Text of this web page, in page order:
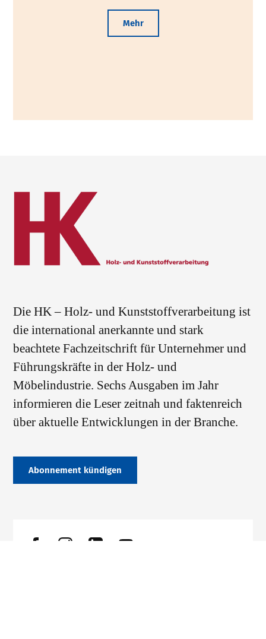
Mehr
Die HK – Holz- und Kunststoffverarbeitung ist
die international anerkannte und stark
beachtete Fachzeitschrift für Unternehmer und
Führungskräfte in der Holz- und
Möbelindustrie. Sechs Ausgaben im Jahr
informieren die Leser zeitnah und faktenreich
über aktuelle Entwicklungen in der Branche.
Abonnement kündigen